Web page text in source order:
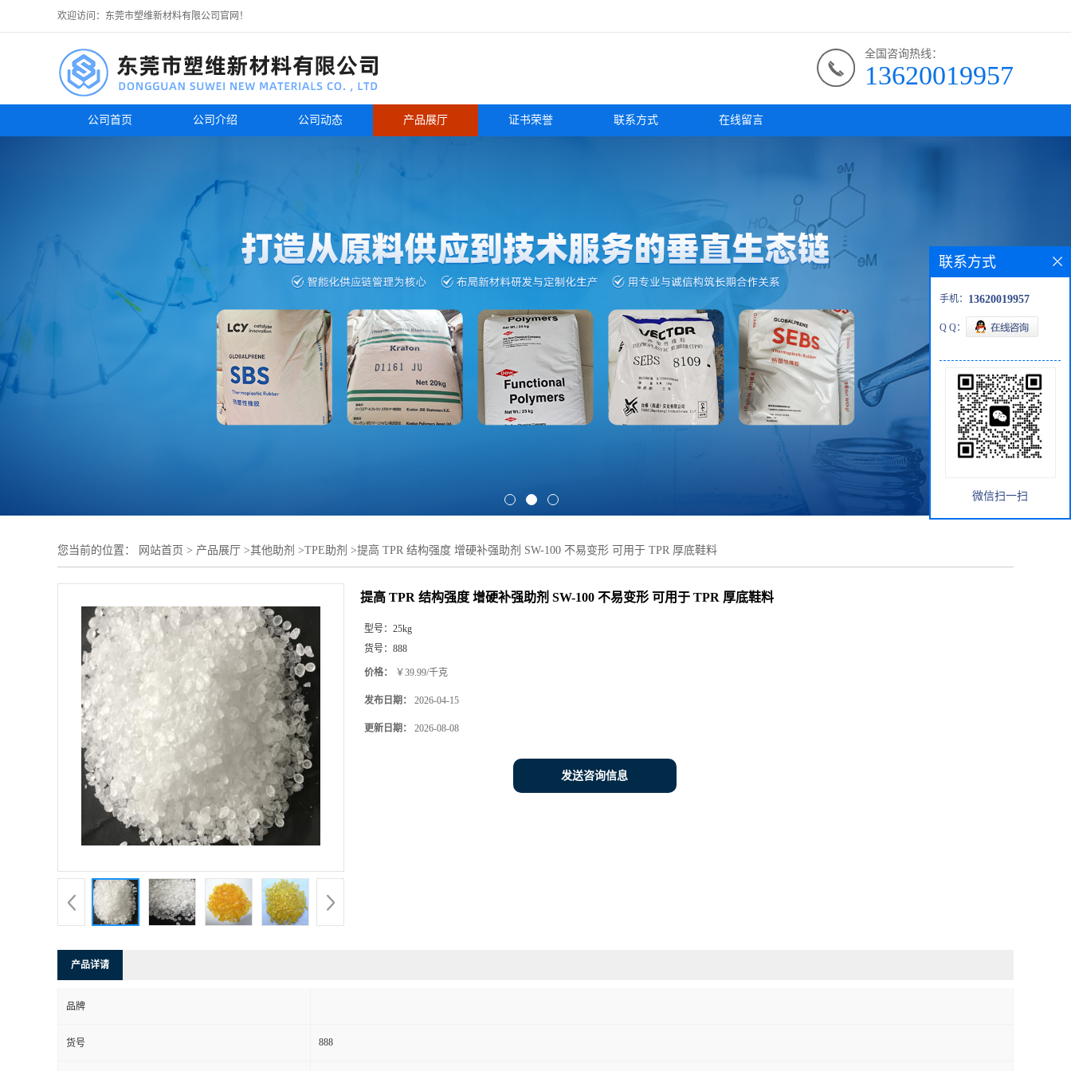
欢迎访问：东莞市塑维新材料有限公司官网！
全国咨询热线：
13620019957
公司首页 公司介绍 公司动态 产品展厅 证书荣誉 联系方式 在线留言
您当前的位置： 网站首页 > 产品展厅 >其他助剂 >TPE助剂 >提高 TPR 结构强度 增硬补强助剂 SW-100 不易变形 可用于 TPR 厚底鞋料
提高 TPR 结构强度 增硬补强助剂 SW-100 不易变形 可用于 TPR 厚底鞋料
型号： 25kg
货号： 888
价格： ￥39.99/千克
发布日期： 2026-04-15
更新日期： 2026-08-08
发送咨询信息
产品详请
品牌
货号 888
联系方式
手机： 13620019957
Q Q：
微信扫一扫